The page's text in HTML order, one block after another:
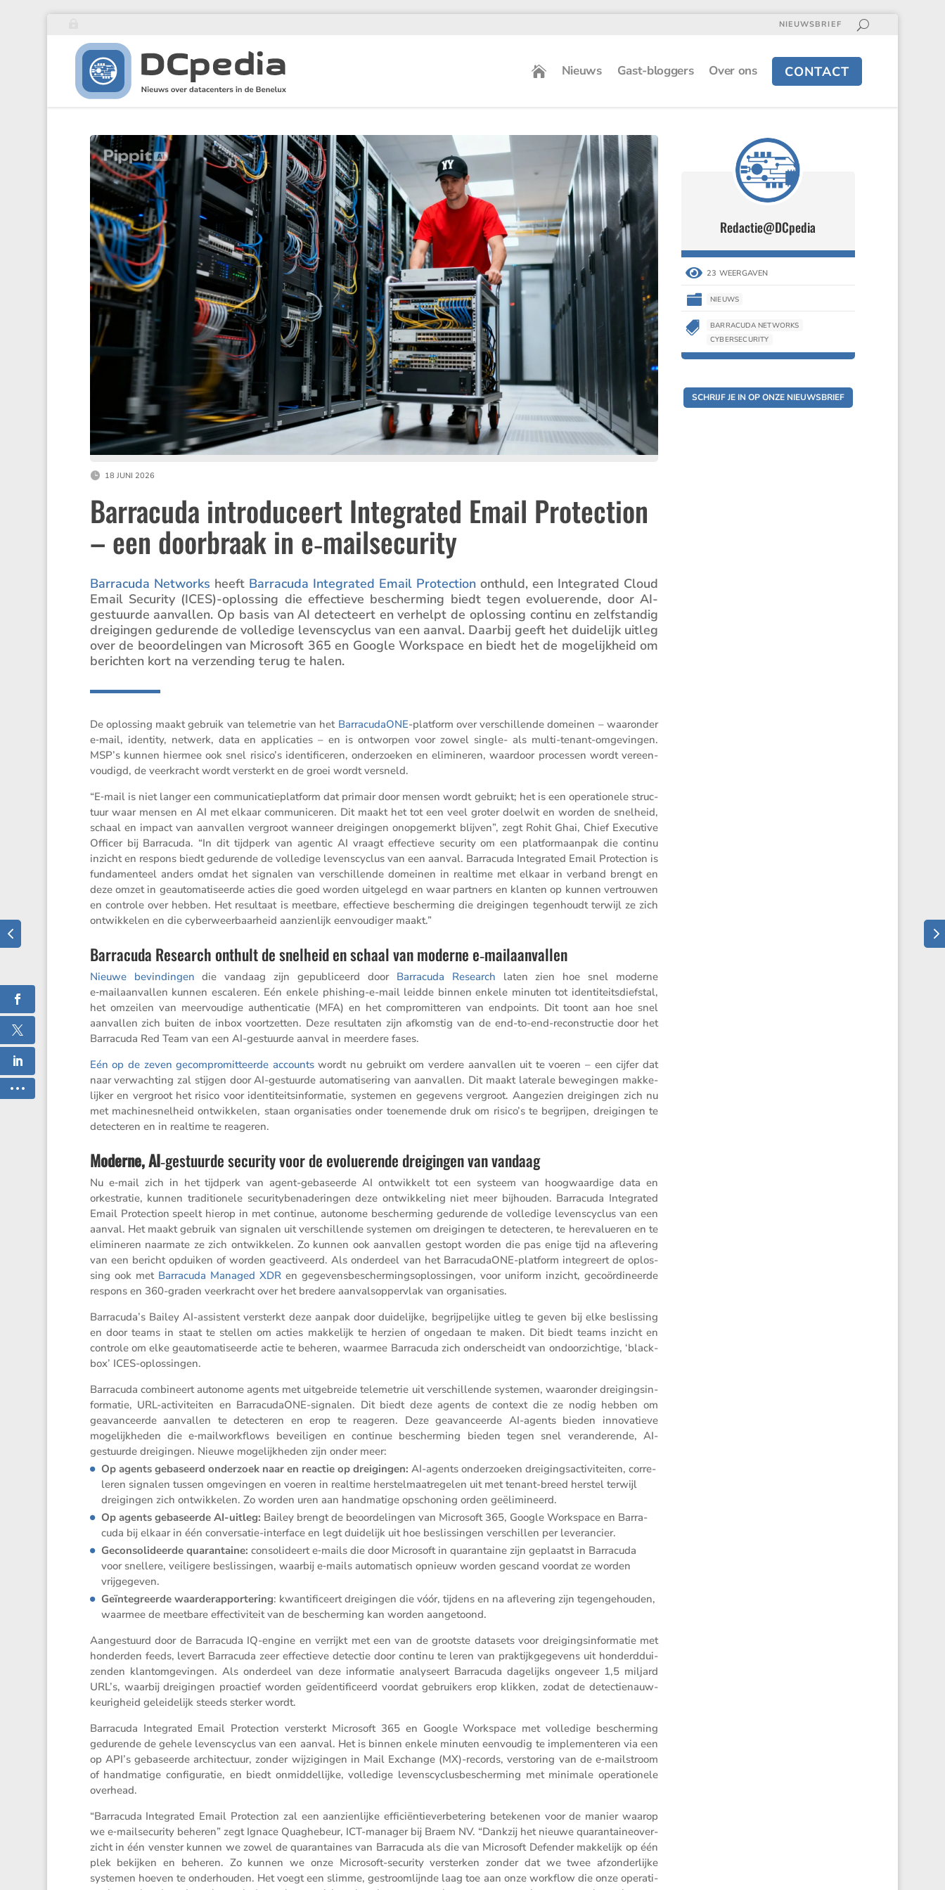
NIEUWSBRIEF
Nieuws Gast-bloggers Over ons CONTACT
18 JUNI 2026
Barracuda introduceert Integrated Email Protection
– een doorbraak in e‑mailsecurity
Barra­cuda Networks heeft Barra­cuda Integrated Email Protec­tiononthuld, een Integrated Cloud
Email Security (ICES)-oplossing die effec­tieve bescher­ming biedt tegen evolu­e­rende, door AI-
gestuurde aanvallen. Op basis van AI detec­teert en verhelpt de oplos­sing continu en zelfstandig
dreigingen gedurende de volle­dige levens­cy­clus van een aanval. Daarbij geeft het duide­lijk uitleg
over de beoor­de­lingen van Micro­soft 365 en Google Workspace en biedt het de mogelijk­heid om
berichten kort na verzen­ding terug te halen.
De oplos­sing maakt gebruik van teleme­trie van het Barra­cu­daONE-platform over verschil­lende domeinen – waaronder
e‑mail, identity, netwerk, data en appli­ca­ties – en is ontworpen voor zowel single- als multi-tenant-omgevingen.
MSP’s kunnen hiermee ook snel risico’s identi­fi­ceren, onder­zoeken en elimi­neren, waardoor processen wordt vereen­
vou­digd, de veerkracht wordt versterkt en de groei wordt versneld.
“E‑mail is niet langer een commu­ni­ca­tie­plat­form dat primair door mensen wordt gebruikt; het is een opera­ti­o­nele struc­
tuur waar mensen en AI met elkaar commu­ni­ceren. Dit maakt het tot een veel groter doelwit en worden de snelheid,
schaal en impact van aanvallen vergroot wanneer dreigingen onopge­merkt blijven”, zegt Rohit Ghai, Chief Execu­tive
Officer bij Barra­cuda. “In dit tijdperk van agentic AI vraagt effec­tieve security om een platfor­maanpak die continu
inzicht en respons biedt gedurende de volle­dige levens­cy­clus van een aanval. Barra­cuda Integrated Email Protec­tion is
funda­men­teel anders omdat het signalen van verschil­lende domeinen in realtime met elkaar in verband brengt en
deze omzet in geauto­ma­ti­seerde acties die goed worden uitge­legd en waar partners en klanten op kunnen vertrouwen
en controle over hebben. Het resul­taat is meetbare, effec­tieve bescher­ming die dreigingen tegen­houdt terwijl ze zich
ontwik­kelen en die cyber­weer­baar­heid aanzien­lijk eenvou­diger maakt.”
Barracuda Research onthult de snelheid en schaal van moderne e‑mailaanvallen
Nieuwe bevin­dingen die vandaag zijn gepubli­ceerd door Barra­cuda Research laten zien hoe snel moderne
e‑mailaanvallen kunnen escaleren. Eén enkele phishing-e-mail leidde binnen enkele minuten tot identi­teits­dief­stal,
het omzeilen van meervou­dige authen­ti­catie (MFA) en het compro­mit­teren van endpoints. Dit toont aan hoe snel
aanvallen zich buiten de inbox voort­zetten. Deze resul­taten zijn afkom­stig van de end-to-end-recon­structie door het
Barra­cuda Red Team van een AI-gestuurde aanval in meerdere fases.
Eén op de zeven gecom­pro­mit­teerde accountswordt nu gebruikt om verdere aanvallen uit te voeren – een cijfer dat
naar verwach­ting zal stijgen door AI-gestuurde automa­ti­se­ring van aanvallen. Dit maakt laterale bewegingen makke­
lijker en vergroot het risico voor identi­teits­in­for­matie, systemen en gegevens vergroot. Aange­zien dreigingen zich nu
met machi­ne­snel­heid ontwik­kelen, staan organi­sa­ties onder toene­mende druk om risico’s te begrijpen, dreigingen te
detec­teren en in realtime te reageren.
Moderne, AI‑gestuurde security voor de evoluerende dreigingen van vandaag
Nu e‑mail zich in het tijdperk van agent-gebaseerde AI ontwik­kelt tot een systeem van hoogwaar­dige data en
orkestratie, kunnen tradi­ti­o­nele securi­ty­be­na­de­ringen deze ontwik­ke­ling niet meer bijhouden. Barra­cuda Integrated
Email Protec­tion speelt hierop in met continue, autonome bescher­ming gedurende de volle­dige levens­cy­clus van een
aanval. Het maakt gebruik van signalen uit verschil­lende systemen om dreigingen te detec­teren, te hereva­lu­eren en te
elimi­neren naarmate ze zich ontwik­kelen. Zo kunnen ook aanvallen gestopt worden die pas enige tijd na afleve­ring
van een bericht opduiken of worden geacti­veerd. Als onder­deel van het Barra­cu­daONE-platform integreert de oplos­
sing ook met Barra­cuda Managed XDRen gegevens­be­scher­mings­op­los­singen, voor uniform inzicht, gecoör­di­neerde
respons en 360-graden veerkracht over het bredere aanvals­op­per­vlak van organisaties.
Barracuda’s Bailey AI-assis­tent versterkt deze aanpak door duide­lijke, begrij­pe­lijke uitleg te geven bij elke beslis­sing
en door teams in staat te stellen om acties makke­lijk te herzien of ongedaan te maken. Dit biedt teams inzicht en
controle om elke geauto­ma­ti­seerde actie te beheren, waarmee Barra­cuda zich onder­scheidt van ondoor­zich­tige, ‘black-
box’ ICES-oplossingen.
Barra­cuda combi­neert autonome agents met uitge­breide teleme­trie uit verschil­lende systemen, waaronder dreigings­in­
for­matie, URL-activi­teiten en Barra­cu­daONE-signalen. Dit biedt deze agents de context die ze nodig hebben om
geavan­ceerde aanvallen te detec­teren en erop te reageren. Deze geavan­ceerde AI-agents bieden innova­tieve
mogelijk­heden die e‑mailworkflows bevei­ligen en continue bescher­ming bieden tegen snel veran­de­rende, AI-
gestuurde dreigingen. Nieuwe mogelijk­heden zijn onder meer:
Op agents gebaseerd onder­zoek naar en reactie op dreigingen: AI-agents onder­zoeken dreigings­ac­ti­vi­teiten, corre­
leren signalen tussen omgevingen en voeren in realtime herstel­maat­re­gelen uit met tenant-breed herstel terwijl
dreigingen zich ontwik­kelen. Zo worden uren aan handma­tige opscho­ning orden geëlimineerd.
Op agents gebaseerde AI-uitleg: Bailey brengt de beoor­de­lingen van Micro­soft 365, Google Workspace en Barra­
cuda bij elkaar in één conver­satie-inter­face en legt duide­lijk uit hoe beslis­singen verschillen per leverancier.
Gecon­so­li­deerde quaran­taine: conso­li­deert e‑mails die door Micro­soft in quaran­taine zijn geplaatst in Barra­cuda
voor snellere, veili­gere beslis­singen, waarbij e‑mails automa­tisch opnieuw worden gescand voordat ze worden
vrijgegeven.
Geïnte­greerde waarde­rap­por­te­ring: kwanti­fi­ceert dreigingen die vóór, tijdens en na afleve­ring zijn tegen­ge­houden,
waarmee de meetbare effec­ti­vi­teit van de bescher­ming kan worden aangetoond.
Aange­stuurd door de Barra­cuda IQ-engine en verrijkt met een van de grootste datasets voor dreigings­in­for­matie met
honderden feeds, levert Barra­cuda zeer effec­tieve detectie door continu te leren van praktijk­ge­ge­vens uit honderd­dui­
zenden klantom­ge­vingen. Als onder­deel van deze infor­matie analy­seert Barra­cuda dagelijks ongeveer 1,5 miljard
URL’s, waarbij dreigingen proac­tief worden geïden­ti­fi­ceerd voordat gebrui­kers erop klikken, zodat de detec­tie­nauw­
keu­rig­heid gelei­de­lijk steeds sterker wordt.
Barra­cuda Integrated Email Protec­tion versterkt Micro­soft 365 en Google Workspace met volle­dige bescher­ming
gedurende de gehele levens­cy­clus van een aanval. Het is binnen enkele minuten eenvoudig te imple­men­teren via een
op API’s gebaseerde archi­tec­tuur, zonder wijzi­gingen in Mail Exchange (MX)-records, versto­ring van de e‑mailstroom
of handma­tige confi­gu­ratie, en biedt onmid­del­lijke, volle­dige levens­cy­clus­be­scher­ming met minimale opera­ti­o­nele
overhead.
“Barra­cuda Integrated Email Protec­tion zal een aanzien­lijke effici­ën­tie­ver­be­te­ring betekenen voor de manier waarop
we e‑mailsecurity beheren” zegt Ignace Quaghe­beur, ICT-manager bij Braem NV. “Dankzij het nieuwe quaran­tai­ne­over­
zicht in één venster kunnen we zowel de quaran­taines van Barra­cuda als die van Micro­soft Defender makke­lijk op één
plek bekijken en beheren. Zo kunnen we onze Micro­soft-security versterken zonder dat we twee afzon­der­lijke
systemen hoeven te onder­houden. Het voegt een slimme, gestroom­lijnde laag toe aan onze workflow die onze opera­ti­
Redactie@DCpedia
 23 WEERGAVEN
 NIEUWS

BARRACUDA NETWORKS
CYBERSECURITY
SCHRIJF JE IN OP ONZE NIEUWSBRIEF